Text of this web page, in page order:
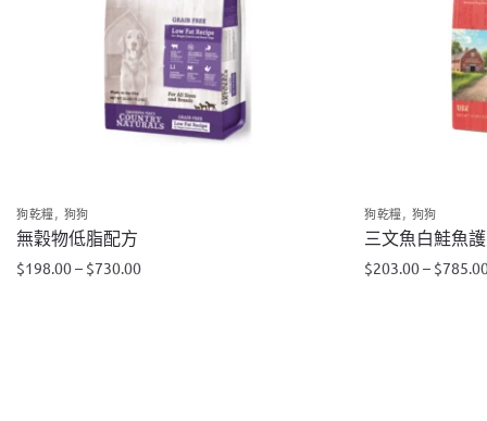
狗乾糧, 狗狗
無穀物低脂配方
$198.00– $730.00
狗乾糧, 狗狗
三文魚白鮭魚
$203.00– $